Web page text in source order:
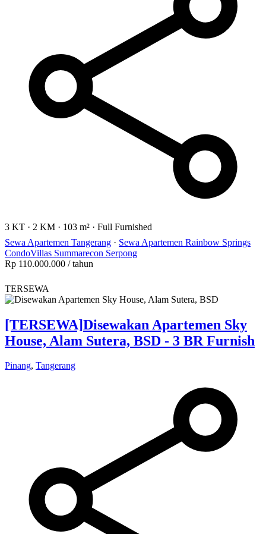
3 KT · 2 KM · 103 m² · Full Furnished
Sewa Apartemen Tangerang · Sewa Apartemen Rainbow Springs
CondoVillas Summarecon Serpong
Rp 110.000.000 / tahun
TERSEWA
[TERSEWA]Disewakan Apartemen Sky
House, Alam Sutera, BSD - 3 BR Furnish
Pinang, Tangerang